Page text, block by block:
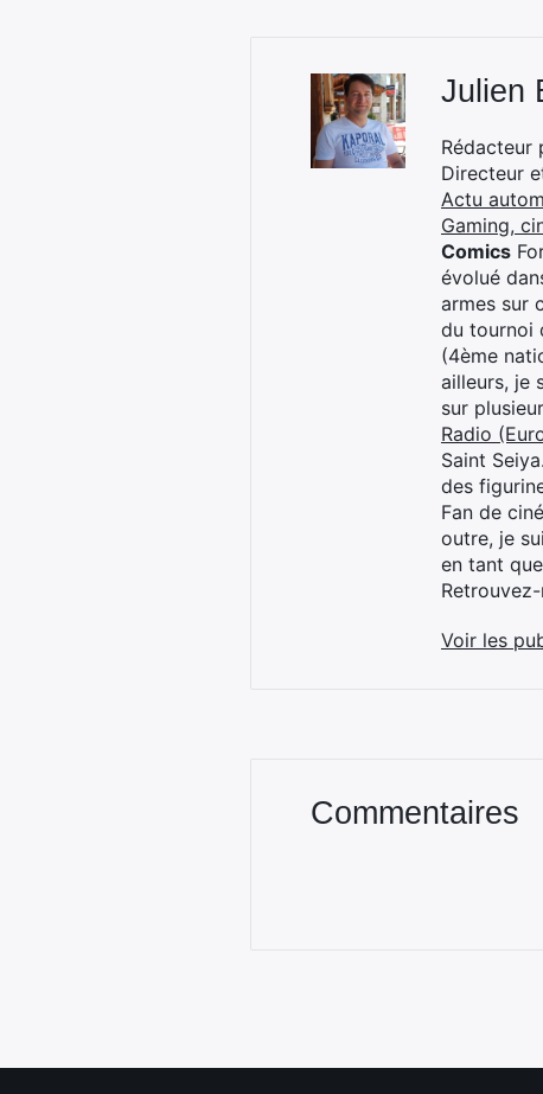
Julien
Rédacteur
Directeur
Actu
Gaming,
Comics
évolué
armes sur
du tournoi
(4ème
ailleurs, je
sur
Radio
Saint
des
Fan de
outre, je
en tant
Voir les
Commentaires